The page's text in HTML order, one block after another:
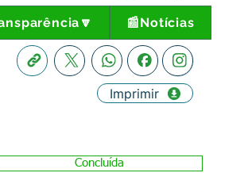
📰Notícias
Imprimir
Concluída